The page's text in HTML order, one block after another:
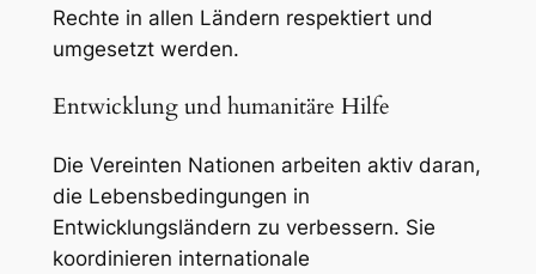
Rechte in allen Ländern respektiert und
umgesetzt werden.
Entwicklung und humanitäre Hilfe
Die Vereinten Nationen arbeiten aktiv daran,
die Lebensbedingungen in
Entwicklungsländern zu verbessern. Sie
koordinieren internationale